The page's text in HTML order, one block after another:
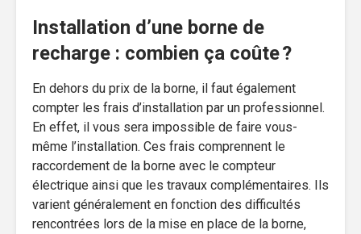
Installation d’une borne de
recharge : combien ça coûte ?
En dehors du prix de la borne, il faut également
compter les frais d’installation par un professionnel.
En effet, il vous sera impossible de faire vous-
même l’installation. Ces frais comprennent le
raccordement de la borne avec le compteur
électrique ainsi que les travaux complémentaires. Ils
varient généralement en fonction des difficultés
rencontrées lors de la mise en place de la borne,